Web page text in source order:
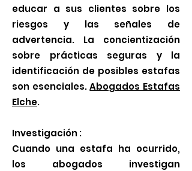
educar a sus clientes sobre los
riesgos y las señales de
advertencia. La concientización
sobre prácticas seguras y la
identificación de posibles estafas
son esenciales.Abogados Estafas
Elche.
Investigación :
Cuando una estafa ha ocurrido,
los abogados investigan